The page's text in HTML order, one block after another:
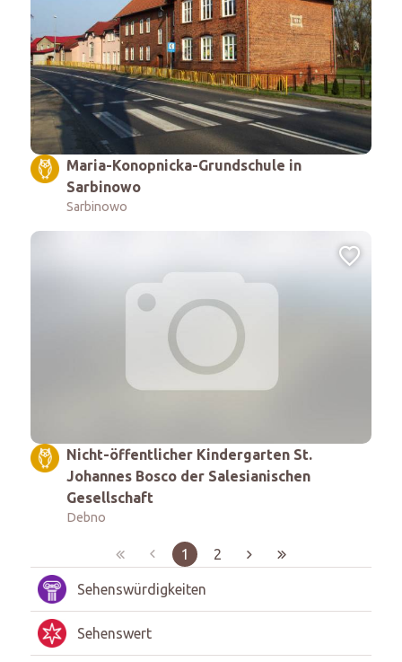
Maria-Konopnicka-Grundschule in
Sarbinowo
Sarbinowo
Nicht-öffentlicher Kindergarten St.
Johannes Bosco der Salesianischen
Gesellschaft
Debno
1 2
Sehenswürdigkeiten
Sehenswert